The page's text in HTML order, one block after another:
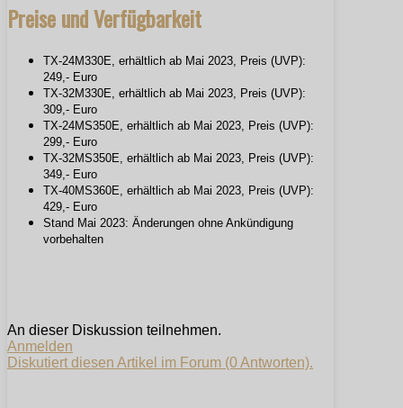
Preise und Verfügbarkeit
TX-24M330E, erhältlich ab Mai 2023, Preis (UVP):
249,- Euro
TX-32M330E, erhältlich ab Mai 2023, Preis (UVP):
309,- Euro
TX-24MS350E, erhältlich ab Mai 2023, Preis (UVP):
299,- Euro
TX-32MS350E, erhältlich ab Mai 2023, Preis (UVP):
349,- Euro
TX-40MS360E, erhältlich ab Mai 2023, Preis (UVP):
429,- Euro
Stand Mai 2023: Änderungen ohne Ankündigung
vorbehalten
An dieser Diskussion teilnehmen.
Anmelden
Diskutiert diesen Artikel im Forum (0 Antworten).